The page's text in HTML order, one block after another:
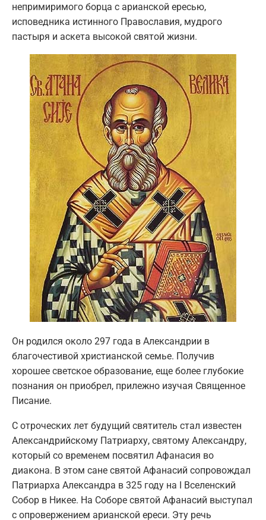
непримиримого борца с арианской ересью,
исповедника истинного Православия, мудрого
пастыря и аскета высокой святой жизни.
Он родился около 297 года в Александрии в
благочестивой христианской семье. Получив
хорошее светское образование, еще более глубокие
познания он приобрел, прилежно изучая Священное
Писание.
С отроческих лет будущий святитель стал известен
Александрийскому Патриарху, святому Александру,
который со временем посвятил Афанасия во
диакона. В этом сане святой Афанасий сопровождал
Патриарха Александра в 325 году на I Вселенский
Собор в Никее. На Соборе святой Афанасий выступал
с опровержением арианской ереси. Эту речь